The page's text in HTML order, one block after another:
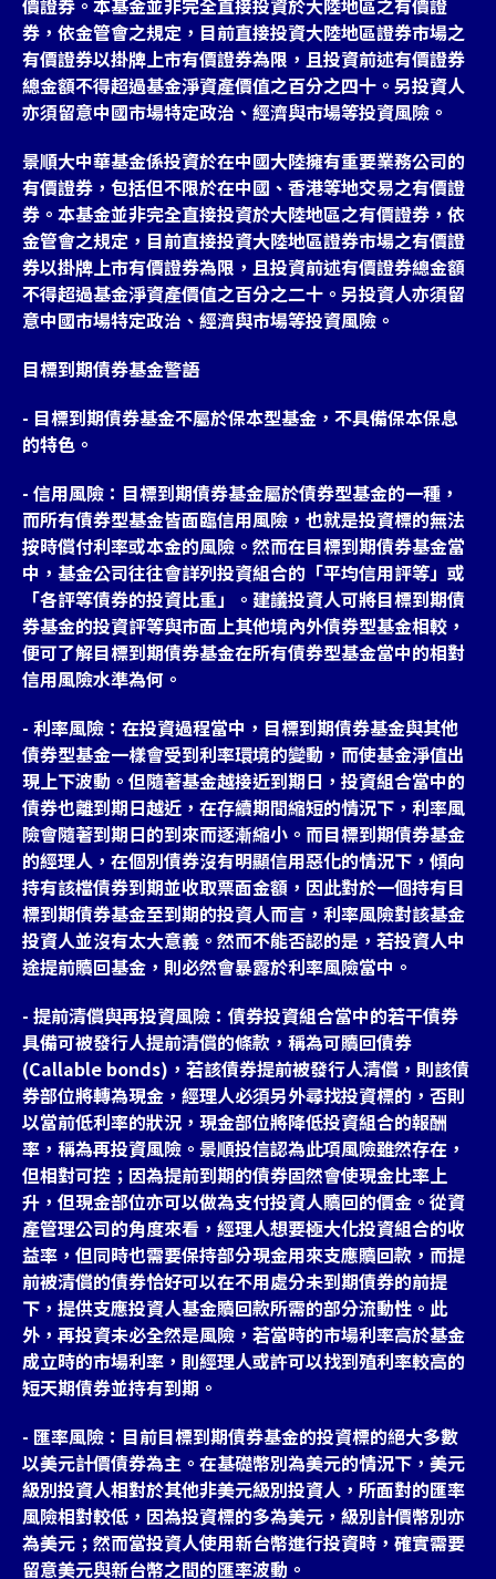
價證券。本基金並非完全直接投資於大陸地區之有價證
券，依金管會之規定，目前直接投資大陸地區證券市場之
有價證券以掛牌上市有價證券為限，且投資前述有價證券
總金額不得超過基金淨資產價值之百分之四十。另投資人
亦須留意中國市場特定政治、經濟與市場等投資風險。
景順大中華基金係投資於在中國大陸擁有重要業務公司的
有價證券，包括但不限於在中國、香港等地交易之有價證
券。本基金並非完全直接投資於大陸地區之有價證券，依
金管會之規定，目前直接投資大陸地區證券市場之有價證
券以掛牌上市有價證券為限，且投資前述有價證券總金額
不得超過基金淨資產價值之百分之二十。另投資人亦須留
意中國市場特定政治、經濟與市場等投資風險。
目標到期債券基金警語
- 目標到期債券基金不屬於保本型基金，不具備保本保息
的特色。
- 信用風險：目標到期債券基金屬於債券型基金的一種，
而所有債券型基金皆面臨信用風險，也就是投資標的無法
按時償付利率或本金的風險。然而在目標到期債券基金當
中，基金公司往往會詳列投資組合的「平均信用評等」或
「各評等債券的投資比重」。建議投資人可將目標到期債
券基金的投資評等與市面上其他境內外債券型基金相較，
便可了解目標到期債券基金在所有債券型基金當中的相對
信用風險水準為何。
- 利率風險：在投資過程當中，目標到期債券基金與其他
債券型基金一樣會受到利率環境的變動，而使基金淨值出
現上下波動。但隨著基金越接近到期日，投資組合當中的
債券也離到期日越近，在存續期間縮短的情況下，利率風
險會隨著到期日的到來而逐漸縮小。而目標到期債券基金
的經理人，在個別債券沒有明顯信用惡化的情況下，傾向
持有該檔債券到期並收取票面金額，因此對於一個持有目
標到期債券基金至到期的投資人而言，利率風險對該基金
投資人並沒有太大意義。然而不能否認的是，若投資人中
途提前贖回基金，則必然會暴露於利率風險當中。
- 提前清償與再投資風險：債券投資組合當中的若干債券
具備可被發行人提前清償的條款，稱為可贖回債券
(Callable bonds)，若該債券提前被發行人清償，則該債
券部位將轉為現金，經理人必須另外尋找投資標的，否則
以當前低利率的狀況，現金部位將降低投資組合的報酬
率，稱為再投資風險。景順投信認為此項風險雖然存在，
但相對可控；因為提前到期的債券固然會使現金比率上
升，但現金部位亦可以做為支付投資人贖回的價金。從資
產管理公司的角度來看，經理人想要極大化投資組合的收
益率，但同時也需要保持部分現金用來支應贖回款，而提
前被清償的債券恰好可以在不用處分未到期債券的前提
下，提供支應投資人基金贖回款所需的部分流動性。此
外，再投資未必全然是風險，若當時的市場利率高於基金
成立時的市場利率，則經理人或許可以找到殖利率較高的
短天期債券並持有到期。
- 匯率風險：目前目標到期債券基金的投資標的絕大多數
以美元計價債券為主。在基礎幣別為美元的情況下，美元
級別投資人相對於其他非美元級別投資人，所面對的匯率
風險相對較低，因為投資標的多為美元，級別計價幣別亦
為美元；然而當投資人使用新台幣進行投資時，確實需要
留意美元與新台幣之間的匯率波動。